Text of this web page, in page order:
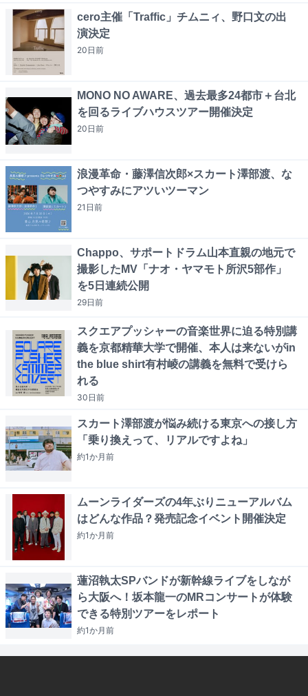
cero主催「Traffic」チムニィ、野口文の出
演決定
20日前
MONO NO AWARE、過去最多24都市＋台北
を回るライブハウスツアー開催決定
20日前
浪漫革命・藤澤信次郎×スカート澤部渡、な
つやすみにアツいツーマン
21日前
Chappo、サポートドラム山本直親の地元で
撮影したMV「ナオ・ヤマモト所沢5部作」
を5日連続公開
29日前
スクエアプッシャーの音楽世界に迫る特別講
義を京都精華大学で開催、本人は来ないがin
the blue shirt有村崚の講義を無料で受けら
れる
30日前
スカート澤部渡が悩み続ける東京への接し方
「乗り換えって、リアルですよね」
約1か月前
ムーンライダーズの4年ぶりニューアルバム
はどんな作品？発売記念イベント開催決定
約1か月前
蓮沼執太SPバンドが新幹線ライブをしなが
ら大阪へ！坂本龍一のMRコンサートが体験
できる特別ツアーをレポート
約1か月前